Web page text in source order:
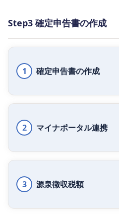
Step3 確定申告書の作成
1 確定申告書の作成
2 マイナポータル連携
3 源泉徴収税額